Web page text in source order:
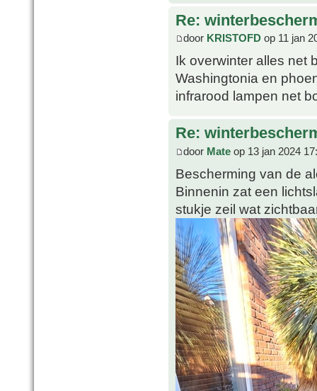
Re:
door KRISTOFD op 11 jan
Ik overwinter alles net
Washingtonia en
infrarood lampen net
Re:
door Mate op 13 jan 2024
Bescherming van de
Binnenin zat een
stukje zeil wat